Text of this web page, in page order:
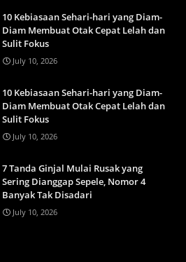
10 Kebiasaan Sehari-hari yang Diam-
Diam Membuat Otak Cepat Lelah dan
Sulit Fokus
July 10, 2026
10 Kebiasaan Sehari-hari yang Diam-
Diam Membuat Otak Cepat Lelah dan
Sulit Fokus
July 10, 2026
7 Tanda Ginjal Mulai Rusak yang
Sering Dianggap Sepele, Nomor 4
Banyak Tak Disadari
July 10, 2026